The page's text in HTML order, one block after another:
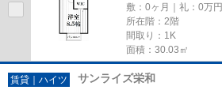
敷：0ヶ月｜礼：0万円
所在階：2階
間取り：1K
面積：30.03㎡
賃貸｜ハイツ サンライズ栄和